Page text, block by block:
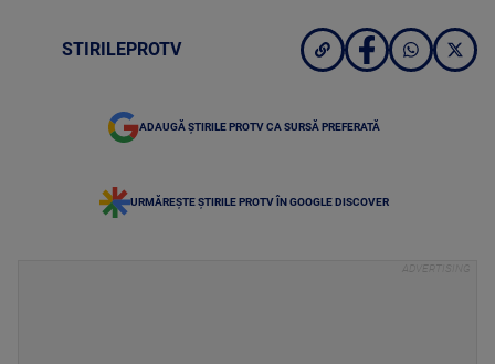
STIRILEPROTV
ADAUGĂ ȘTIRILE PROTV CA SURSĂ PREFERATĂ
URMĂREȘTE ȘTIRILE PROTV ÎN GOOGLE DISCOVER